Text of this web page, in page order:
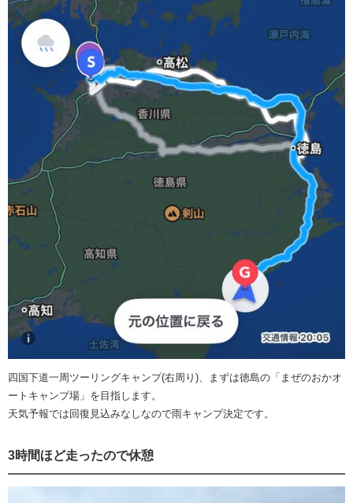
四国下道一周ツーリングキャンプ(右周り)、まずは徳島の「まぜのおかオ
ートキャンプ場」を目指します。
天気予報では回復見込みなしなので雨キャンプ決定です。
3時間ほど走ったので休憩